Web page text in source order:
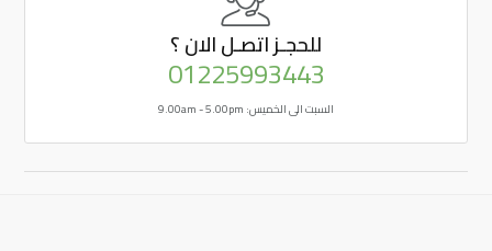
للحجـزاتصـل الان ؟
01225993443
السبت الى الخميس: 9.00am - 5.00pm